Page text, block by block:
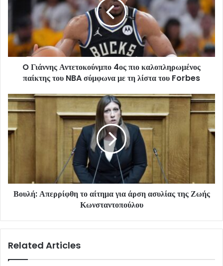
O Γιάννης Αντετοκούνμπο 4ος πιο καλοπληρωμένος
παίκτης του NBA σύμφωνα με τη λίστα του Forbes
Βουλή: Απερρίφθη το αίτημα για άρση ασυλίας της Ζωής
Κωνσταντοπούλου
Related Articles